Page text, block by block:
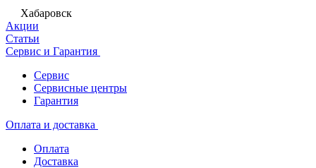
Хабаровск
Акции
Статьи
Сервис и Гарантия
Сервис
Сервисные центры
Гарантия
Оплата и доставка
Оплата
Доставка